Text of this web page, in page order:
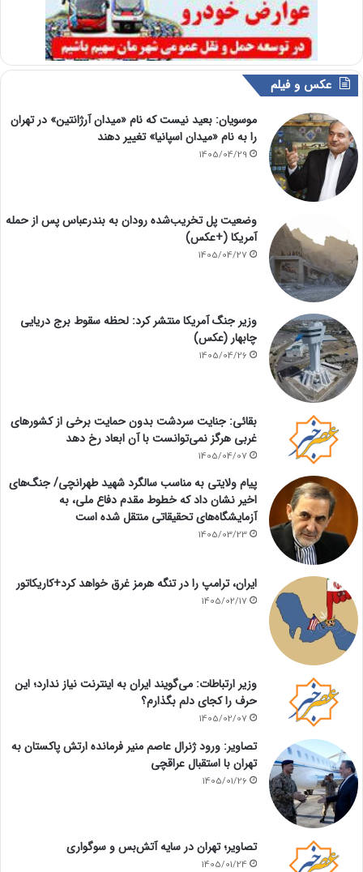
عکس و فیلم
موسویان: بعید نیست که نام «میدان آرژانتین» در تهران
را به نام «میدان اسپانیا» تغییر دهند
1405/04/29
وضعیت پل تخریب‌شده رودان به بندرعباس پس از حمله
آمریکا (+عکس)
1405/04/27
وزیر جنگ آمریکا منتشر کرد: لحظه سقوط برج دریایی
چابهار (عکس)
1405/04/26
بقائی: جنایت سردشت بدون حمایت برخی از کشورهای
غربی هرگز نمی‌توانست با آن ابعاد رخ دهد
1405/04/07
پیام ولایتی به مناسب سالگرد شهید طهرانچی/ جنگ‌های
اخیر نشان داد که خطوط مقدم دفاع ملی، به
آزمایشگاه‌های تحقیقاتی منتقل شده است
1405/03/23
ایران، ترامپ را در تنگه هرمز غرق خواهد کرد+کاریکاتور
1405/02/17
وزیر ارتباطات: می‌گویند ایران به اینترنت نیاز ندارد؛ این
حرف را کجای دلم بگذارم؟
1405/02/07
تصاویر: ورود ژنرال عاصم منیر فرمانده ارتش پاکستان به
تهران با استقبال عراقچی
1405/01/26
تصاویر؛ تهران در سایه آتش‌بس و سوگواری
1405/01/24